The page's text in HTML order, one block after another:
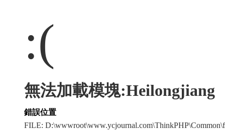
:(
無法加載模塊:Heilongjiang
錯誤位置
FILE: